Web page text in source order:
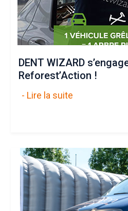
DENT WIZARD
Reforest’Action !
- Lire la suite